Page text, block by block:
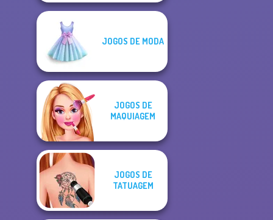
JOGOS DE MODA
JOGOS DE
MAQUIAGEM
JOGOS DE
TATUAGEM